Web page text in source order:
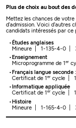
Plus de choix au bout des
Mettez les chances de
d’admission. Voici d’autres
candidats intéressés par ce
Études anglaises
Mineure | 1-135-4-0 |
Enseignement
Microprogramme de 1 er
Français langue
Certificat de 1ercycle |
Informatique appliquée
Certificat de 1 ercycle |
Histoire
Mineure | 1-165-4-0 |